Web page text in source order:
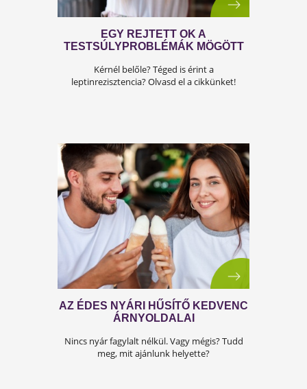
MIRŐL ÁRULKODIK A
TESTALKATUNK?
Mi a kapcsolat a hormonok és testalkat
között? Kattints a válaszért!